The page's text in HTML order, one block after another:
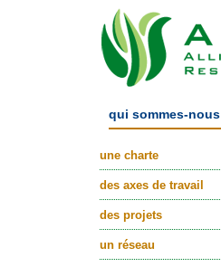
qui sommes-nous
une charte
des axes de travail
des projets
un réseau